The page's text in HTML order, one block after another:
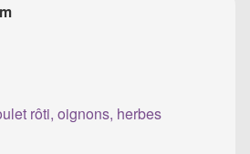
rôti, oignons, herbes